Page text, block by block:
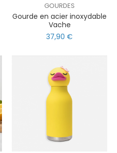
GOURDES
Gourde en acier inoxydable
Vache
37,90 €